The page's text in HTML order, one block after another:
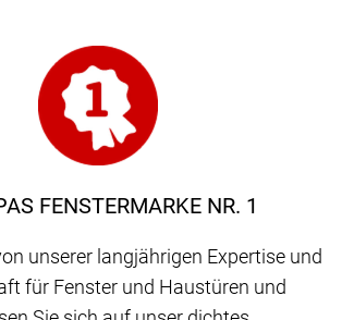
FENSTERMARKE NR. 1
unserer langjährigen Expertise und
für Fenster und Haustüren und